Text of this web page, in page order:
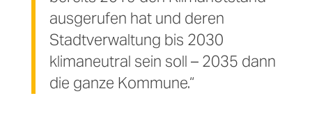
ausgerufen hat und deren
Stadtverwaltung bis 2030
klimaneutral sein soll – 2035 dann
die ganze Kommune.“